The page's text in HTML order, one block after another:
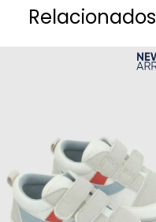
Relacionados